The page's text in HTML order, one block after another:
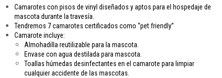
Camarotes con pisos de vinyl diseñados y aptos para el hospedaje de
mascota durante la travesía.
Tendremos 7 camarotes certificados como “pet friendly”
Camarote incluye:
Almohadilla reutilizable para la mascota.
Envase con agua destilada para mascota.
Toallas húmedas desinfectantes en el camarote para limpiar
cualquier accidente de las mascotas.